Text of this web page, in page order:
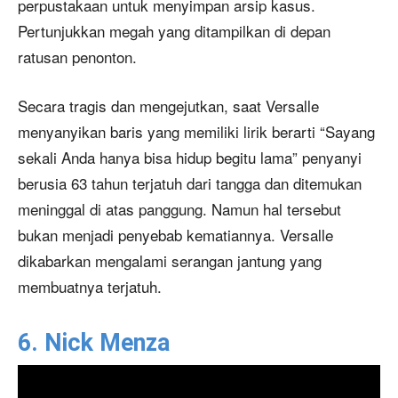
perpustakaan untuk menyimpan arsip kasus.
Pertunjukkan megah yang ditampilkan di depan
ratusan penonton.
Secara tragis dan mengejutkan, saat Versalle
menyanyikan baris yang memiliki lirik berarti “Sayang
sekali Anda hanya bisa hidup begitu lama” penyanyi
berusia 63 tahun terjatuh dari tangga dan ditemukan
meninggal di atas panggung. Namun hal tersebut
bukan menjadi penyebab kematiannya. Versalle
dikabarkan mengalami serangan jantung yang
membuatnya terjatuh.
6. Nick Menza